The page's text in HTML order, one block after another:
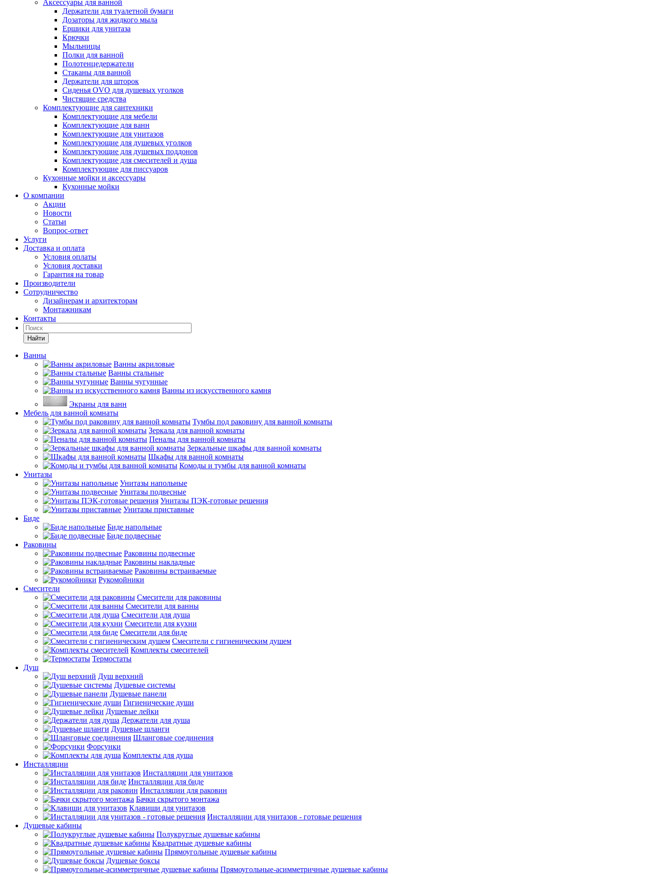
Аксессуары для ванной
Держатели для туалетной бумаги
Дозаторы для жидкого мыла
Ершики для унитаза
Крючки
Мыльницы
Полки для ванной
Полотенцедержатели
Стаканы для ванной
Держатели для шторок
Сиденья OVO для душевых уголков
Чистящие средства
Комплектующие для сантехники
Комплектующие для мебели
Комплектующие для ванн
Комплектующие для унитазов
Комплектующие для душевых уголков
Комплектующие для душевых поддонов
Комплектующие для смесителей и душа
Комплектующие для писсуаров
Кухонные мойки и аксессуары
Кухонные мойки
О компании
Акции
Новости
Статьи
Вопрос-ответ
Услуги
Доставка и оплата
Условия оплаты
Условия доставки
Гарантия на товар
Производители
Сотрудничество
Дизайнерам и архитекторам
Монтажникам
Контакты
Найти
Ванны
Ванны акриловые
Ванны стальные
Ванны чугунные
Ванны из искусственного камня
Экраны для ванн
Мебель для ванной комнаты
Тумбы под раковину для ванной комнаты
Зеркала для ванной комнаты
Пеналы для ванной комнаты
Зеркальные шкафы для ванной комнаты
Шкафы для ванной комнаты
Комоды и тумбы для ванной комнаты
Унитазы
Унитазы напольные
Унитазы подвесные
Унитазы ПЭК-готовые решения
Унитазы приставные
Биде
Биде напольные
Биде подвесные
Раковины
Раковины подвесные
Раковины накладные
Раковины встраиваемые
Рукомойники
Смесители
Смесители для раковины
Смесители для ванны
Смесители для душа
Смесители для кухни
Смесители для биде
Смесители с гигиеническим душем
Комплекты смесителей
Термостаты
Душ
Душ верхний
Душевые системы
Душевые панели
Гигиенические души
Душевые лейки
Держатели для душа
Душевые шланги
Шланговые соединения
Форсунки
Комплекты для душа
Инсталляции
Инсталляции для унитазов
Инсталляции для биде
Инсталляции для раковин
Бачки скрытого монтажа
Клавиши для унитазов
Инсталляции для унитазов - готовые решения
Душевые кабины
Полукруглые душевые кабины
Квадратные душевые кабины
Прямоугольные душевые кабины
Душевые боксы
Прямоугольные-асимметричные душевые кабины